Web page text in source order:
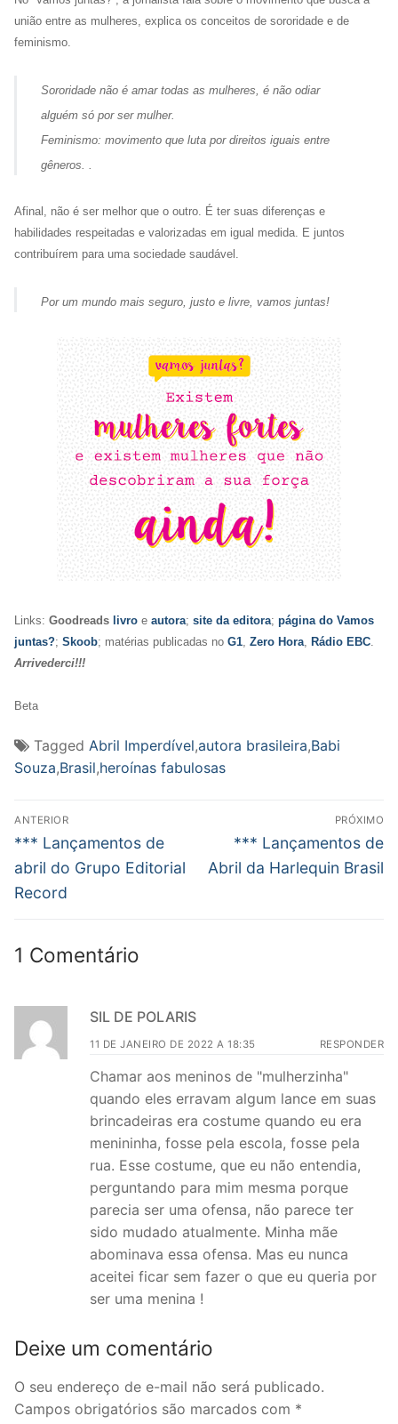
união entre as mulheres, explica os conceitos de sororidade e de
feminismo.
Sororidade não é amar todas as mulheres, é não odiar
alguém só por ser mulher.
Feminismo: movimento que luta pordireitos iguais entre
gêneros..
Afinal, não é ser melhor que o outro. É ter suas diferenças e
habilidades respeitadas e valorizadas em igual medida. E juntos
contribuírem para uma sociedade saudável.
Por um mundo mais seguro, justo e livre, vamos juntas!
Links: Goodreads livro e autora; site da editora; página do Vamos
juntas?; Skoob; matérias publicadas no G1 Zero Hora Rádio EBC
Arrivederci!!!
Beta
Tagged Abril Imperdível,autora brasileira,Babi
Souza,Brasil,heroínas fabulosas
Navegação
de
Post
ANTERIOR
Post
anterior:
*** Lançamentos de
abril do Grupo Editorial
Record
PRÓXIMO
Próximo
post:
*** Lançamentos de
Abril da Harlequin Brasil
1 Comentário
SIL DE POLARIS
11 DE JANEIRO DE 2022 A 18:35 RESPONDER
Chamar aos meninos de "mulherzinha"
quando eles erravam algum lance em suas
brincadeiras era costume quando eu era
menininha, fosse pela escola, fosse pela
rua. Esse costume, que eu não entendia,
perguntando para mim mesma porque
parecia ser uma ofensa, não parece ter
sido mudado atualmente. Minha mãe
abominava essa ofensa. Mas eu nunca
aceitei ficar sem fazer o que eu queria por
ser uma menina !
Deixe um comentário
O seu endereço de e-mail não será publicado.
Campos obrigatórios são marcados com *